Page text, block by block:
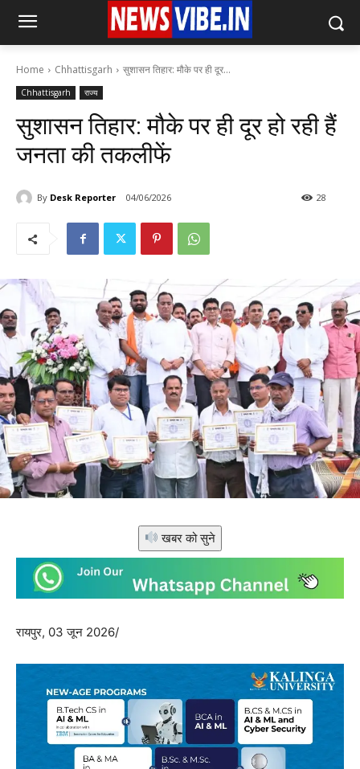
Home Chhattisgarh ​सुशासन तिहार: मौके पर ही दूर...
Chhattisgarh राज्य
​सुशासन तिहार: मौके पर ही दूर हो रही हैं
जनता की तकलीफें
By Desk Reporter 04/06/2026 28
खबर को सुने
​रायपुर, 03 जून 2026/